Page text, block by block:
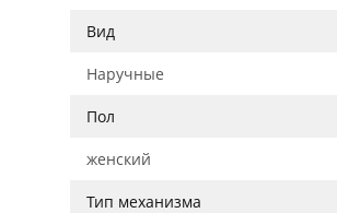
Вид
Наручные
Пол
женский
Тип механизма